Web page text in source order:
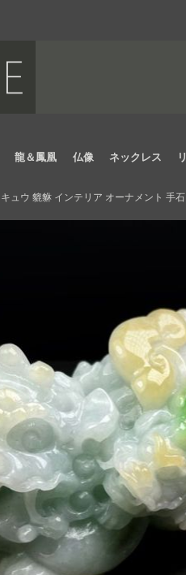
龍＆鳳凰 仏像 ネックレス
ュウ 貔貅 インテリア オーナメント 手